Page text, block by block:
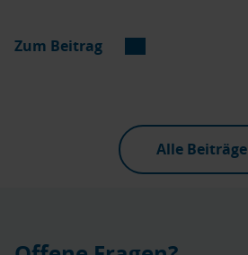
Zum Beitrag
Alle Beiträge